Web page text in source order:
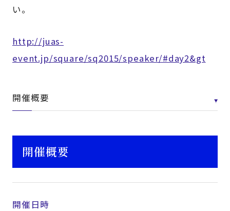
い。
http://juas-
event.jp/square/sq2015/speaker/#day2&gt
開催概要
開催概要
開催日時